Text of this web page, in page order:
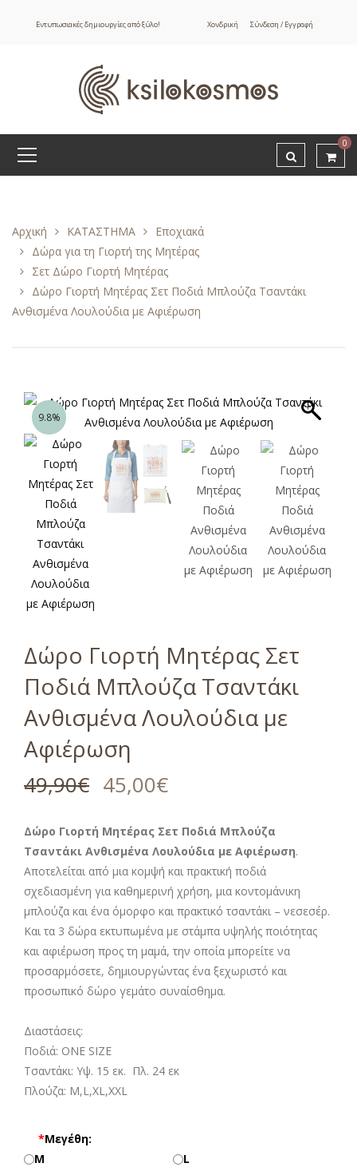
Εντυπωσιακές δημιουργίες από ξύλο! Χονδρική Σύνδεση / Εγγραφή
0
Αρχική ΚΑΤΑΣΤΗΜΑ
Εποχιακά
Δώρα για τη Γιορτή της Μητέρας
Σετ Δώρο Γιορτή Μητέρας
Δώρο Γιορτή Μητέρας Σετ Ποδιά Μπλούζα Τσαντάκι
Ανθισμένα Λουλούδια με Αφιέρωση
9.8%
Δώρο Γιορτή Μητέρας Σετ
Ποδιά Μπλούζα Τσαντάκι
Ανθισμένα Λουλούδια με
Αφιέρωση
49,90€ 45,00€
Δώρο Γιορτή Μητέρας Σετ Ποδιά Μπλούζα
Τσαντάκι Ανθισμένα Λουλούδια με Αφιέρωση.
Αποτελείται από μια κομψή και πρακτική ποδιά
σχεδιασμένη για καθημερινή χρήση, μια κοντομάνικη
μπλούζα και ένα όμορφο και πρακτικό τσαντάκι – νεσεσέρ.
Και τα 3 δώρα εκτυπωμένα με στάμπα υψηλής ποιότητας
και αφιέρωση προς τη μαμά, την οποία μπορείτε να
προσαρμόσετε, δημιουργώντας ένα ξεχωριστό και
προσωπικό δώρο γεμάτο συναίσθημα.
Διαστάσεις:
Ποδιά: ONE SIZE
Τσαντάκι: Υψ. 15 εκ. Πλ. 24 εκ
Πλούζα: M,L,XL,XXL
*Μεγέθη:
M
L